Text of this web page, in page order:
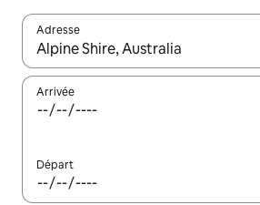
Adresse
Lorsque les résultats s'affichent,
Arrivée
Départ